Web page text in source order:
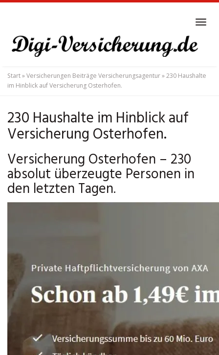
main
content
Start»Versicherungen Beiträge Versicherungsagentur»230 Haushalte
im Hinblick auf Versicherung Osterhofen.
230 Haushalte im Hinblick auf
Versicherung Osterhofen.
Versicherung Osterhofen – 230
absolut überzeugte Personen in
den letzten Tagen.